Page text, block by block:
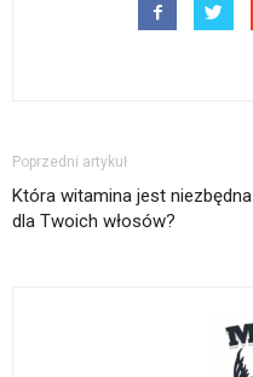
Poprzedni artykuł
Która witamina jest niezbędna
dla Twoich włosów?